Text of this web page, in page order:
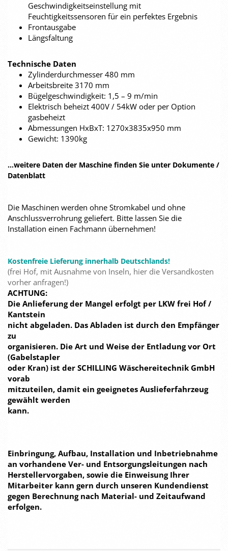
Geschwindigkeitseinstellung mit
Feuchtigkeitssensoren für ein perfektes Ergebnis
Frontausgabe
Längsfaltung
Technische Daten
Zylinderdurchmesser 480 mm
Arbeitsbreite 3170 mm
Bügelgeschwindigkeit: 1,5 – 9 m/min
Elektrisch beheizt 400V / 54kW oder per Option
gasbeheizt
Abmessungen HxBxT: 1270x3835x950 mm
Gewicht: 1390kg
...weitere Daten der Maschine finden Sie unter Dokumente /
Datenblatt
Die Maschinen werden ohne Stromkabel und ohne
Anschlussverrohrung geliefert. Bitte lassen Sie die
Installation einen Fachmann übernehmen!
Kostenfreie Lieferung innerhalb Deutschlands!
(frei Hof, mit Ausnahme von Inseln, hier die Versandkosten
vorher anfragen!)
ACHTUNG:
Die Anlieferung der Mangel erfolgt per LKW frei Hof /
Kantstein
nicht abgeladen. Das Abladen ist durch den Empfänger
zu
organisieren. Die Art und Weise der Entladung vor Ort
(Gabelstapler
oder Kran) ist der SCHILLING Wäschereitechnik GmbH
vorab
mitzuteilen, damit ein geeignetes Auslieferfahrzeug
gewählt werden
kann.
Einbringung, Aufbau, Installation und Inbetriebnahme
an vorhandene Ver- und Entsorgungsleitungen nach
Herstellervorgaben, sowie die Einweisung Ihrer
Mitarbeiter kann gern durch unseren Kundendienst
gegen Berechnung nach Material- und Zeitaufwand
erfolgen.